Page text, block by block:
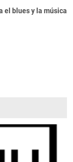
el blues y la música